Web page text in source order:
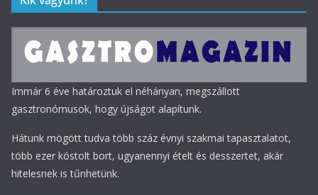
Immár 6 éve határoztuk el néhányan, megszállott
gasztronómusok, hogy újságot alapítunk.
Hátunk mögött tudva több száz évnyi szakmai tapasztalatot,
több ezer kóstolt bort, ugyanennyi ételt és desszertet, akár
hitelesnek is tűnhetünk.